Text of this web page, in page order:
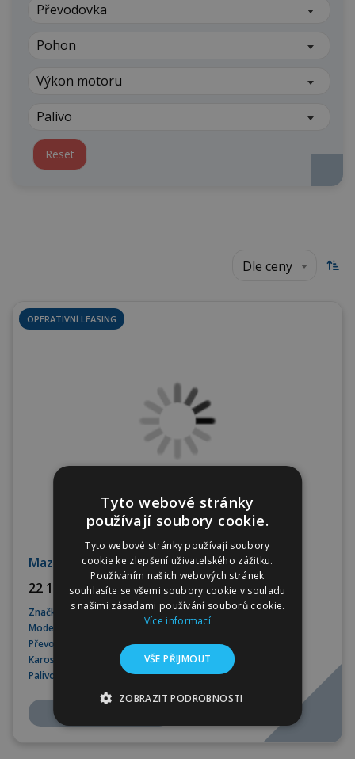
Převodovka
Pohon
Výkon motoru
Palivo
Reset
Dle ceny
OPERATIVNÍ LEASING
Mazda CX-80 AWD AT SKYACTIV D Homura
22 189 CZK bez DPH
Značka
Mazda
Model
CX-80
Převodovka
Automatická
Karoserie
SUV
Palivo
Nafta
Tyto webové stránky
používají soubory cookie.
Tyto webové stránky používají soubory
cookie ke zlepšení uživatelského zážitku.
Používáním našich webových stránek
souhlasíte se všemi soubory cookie v souladu
s našimi zásadami používání souborů cookie.
Více informací
VŠE PŘIJMOUT
ZOBRAZIT PODROBNOSTI